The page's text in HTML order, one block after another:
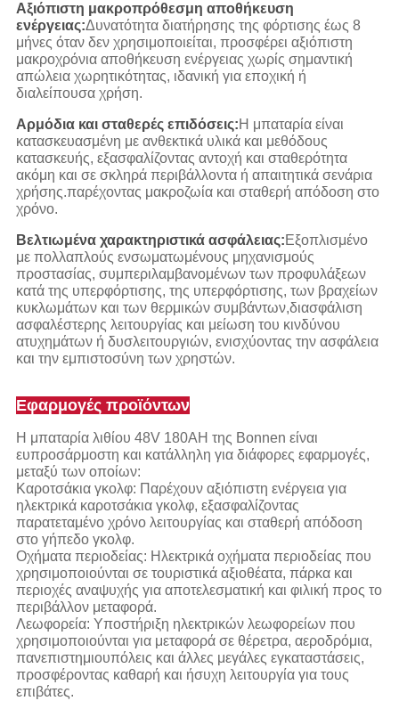
Αξιόπιστη μακροπρόθεσμη αποθήκευση
ενέργειας:Δυνατότητα διατήρησης της φόρτισης έως 8
μήνες όταν δεν χρησιμοποιείται, προσφέρει αξιόπιστη
μακροχρόνια αποθήκευση ενέργειας χωρίς σημαντική
απώλεια χωρητικότητας, ιδανική για εποχική ή
διαλείπουσα χρήση.
Αρμόδια και σταθερές επιδόσεις:Η μπαταρία είναι
κατασκευασμένη με ανθεκτικά υλικά και μεθόδους
κατασκευής, εξασφαλίζοντας αντοχή και σταθερότητα
ακόμη και σε σκληρά περιβάλλοντα ή απαιτητικά σενάρια
χρήσης.παρέχοντας μακροζωία και σταθερή απόδοση στο
χρόνο.
Βελτιωμένα χαρακτηριστικά ασφάλειας:Εξοπλισμένο
με πολλαπλούς ενσωματωμένους μηχανισμούς
προστασίας, συμπεριλαμβανομένων των προφυλάξεων
κατά της υπερφόρτισης, της υπερφόρτισης, των βραχείων
κυκλωμάτων και των θερμικών συμβάντων,διασφάλιση
ασφαλέστερης λειτουργίας και μείωση του κινδύνου
ατυχημάτων ή δυσλειτουργιών, ενισχύοντας την ασφάλεια
και την εμπιστοσύνη των χρηστών.
Εφαρμογές προϊόντων
Η μπαταρία λιθίου 48V 180AH της Bonnen είναι
ευπροσάρμοστη και κατάλληλη για διάφορες εφαρμογές,
μεταξύ των οποίων:
Καροτσάκια γκολφ: Παρέχουν αξιόπιστη ενέργεια για
ηλεκτρικά καροτσάκια γκολφ, εξασφαλίζοντας
παρατεταμένο χρόνο λειτουργίας και σταθερή απόδοση
στο γήπεδο γκολφ.
Οχήματα περιοδείας: Ηλεκτρικά οχήματα περιοδείας που
χρησιμοποιούνται σε τουριστικά αξιοθέατα, πάρκα και
περιοχές αναψυχής για αποτελεσματική και φιλική προς το
περιβάλλον μεταφορά.
Λεωφορεία: Υποστήριξη ηλεκτρικών λεωφορείων που
χρησιμοποιούνται για μεταφορά σε θέρετρα, αεροδρόμια,
πανεπιστημιουπόλεις και άλλες μεγάλες εγκαταστάσεις,
προσφέροντας καθαρή και ήσυχη λειτουργία για τους
επιβάτες.